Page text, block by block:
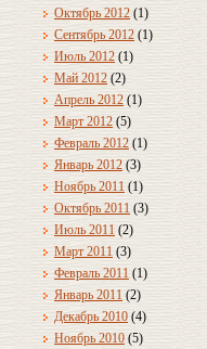
Октябрь 2012 (1)
Сентябрь 2012 (1)
Июль 2012 (1)
Май 2012 (2)
Апрель 2012 (1)
Март 2012 (5)
Февраль 2012 (1)
Январь 2012 (3)
Ноябрь 2011 (1)
Октябрь 2011 (3)
Июль 2011 (2)
Март 2011 (3)
Февраль 2011 (1)
Январь 2011 (2)
Декабрь 2010 (4)
Ноябрь 2010 (5)